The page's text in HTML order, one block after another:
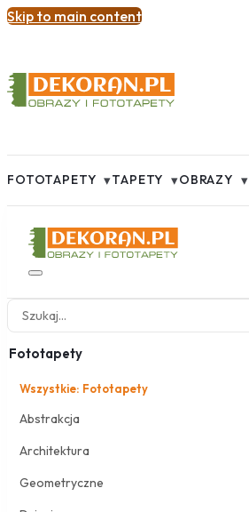
Skip to main content
FOTOTAPETY ▾TAPETY ▾OBRAZY ▾
Fototapety
Wszystkie: Fototapety
Abstrakcja
Architektura
Geometryczne